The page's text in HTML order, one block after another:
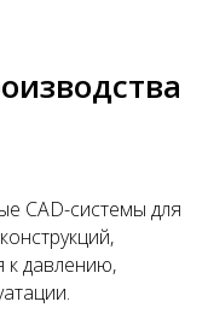
CAD-системы для
давлению,